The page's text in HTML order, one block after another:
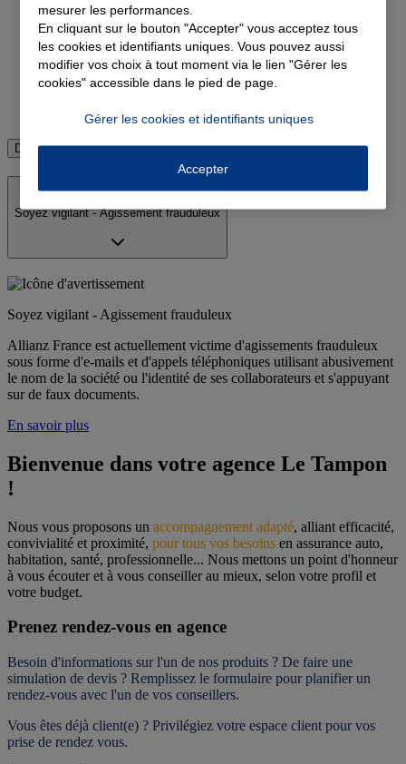
Devis assurance auto
Devis assurance habitation
Devis complémentaire santé
Devis assurance emprunteur
Découvrir toutes les assurances
Soyez vigilant - Agissement frauduleux
Soyez vigilant - Agissement frauduleux
Allianz France est actuellement victime d'agissements frauduleux
sous forme d'e-mails et d'appels téléphoniques utilisant abusivement
le nom de la société ou l'identité de ses collaborateurs et s'appuyant
sur de faux documents.
En savoir plus
Bienvenue dans votre agence Le Tampon
!
Nous vous proposons un accompagnement adapté, alliant efficacité,
convivialité et proximité, pour tous vos besoins en assurance auto,
habitation, santé, professionnelle... Nous mettons un point d'honneur
à vous écouter et à vous conseiller au mieux, selon votre profil et
votre budget.
Prenez rendez-vous en agence
Besoin d'informations sur l'un de nos produits ? De faire une
simulation de devis ? Remplissez le formulaire pour planifier un
rendez-vous avec l'un de vos conseillers.
Vous êtes déjà client(e) ? Privilégiez votre espace client pour vos
prise de rendez vous.
mesurer les performances.
En cliquant sur le bouton "Accepter" vous acceptez tous
les cookies et identifiants uniques. Vous pouvez aussi
modifier vos choix à tout moment via le lien "Gérer les
cookies" accessible dans le pied de page.
Gérer les cookies et identifiants uniques
Accepter